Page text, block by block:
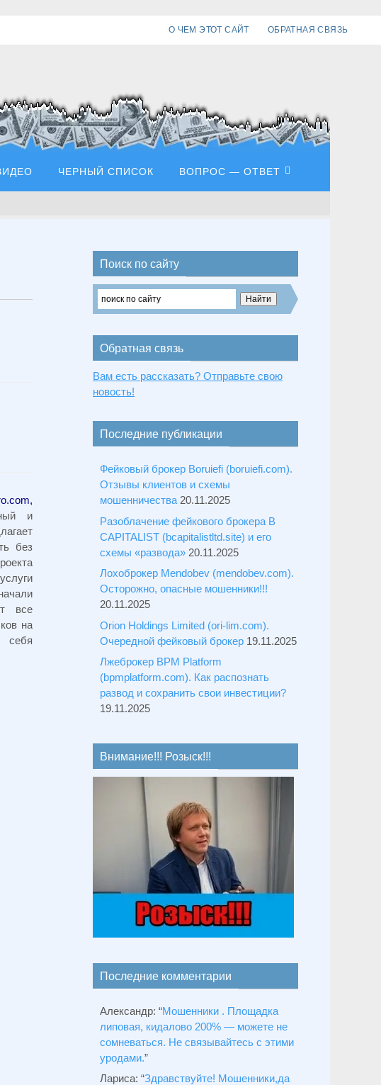
О ЧЕМ ЭТОТ САЙТ ОБРАТНАЯ СВЯЗЬ
ЧЕРНЫЙ СПИСОК ВОПРОС — ОТВЕТ
и
без
все
на
себя
Поиск по сайту
Обратная связь
Вам есть рассказать? Отправьте свою
новость!
Последние публикации
Фейковый брокер Boruiefi (boruiefi.com).
Отзывы клиентов и схемы
мошенничества 20.11.2025
Разоблачение фейкового брокера B
CAPITALIST (bcapitalistltd.site) и его
схемы «развода» 20.11.2025
Лохоброкер Mendobev (mendobev.com).
Осторожно, опасные мошенники!!!
20.11.2025
Orion Holdings Limited (ori-lim.com).
Очередной фейковый брокер 19.11.2025
Лжеброкер BPM Platform
(bpmplatform.com). Как распознать
развод и сохранить свои инвестиции?
19.11.2025
Внимание!!! Розыск!!!
Последние комментарии
Александр: “Мошенники . Площадка
липовая, кидалово 200% — можете не
сомневаться. Не связывайтесь с этими
уродами.”
Лариса: “Здравствуйтe! Мошенники,да